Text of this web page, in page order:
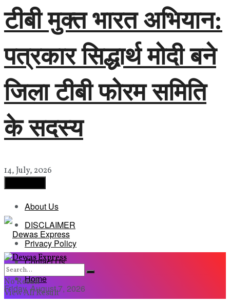
टीबी मुक्त भारत अभियान:
पत्रकार सिद्धार्थ मोदी बने
जिला टीबी फोरम समिति
के सदस्य
14, July, 2026
About Us
DISCLAIMER
Privacy Policy
Contact Us
Friday, August 7, 2026
Home
No Result
View All Result